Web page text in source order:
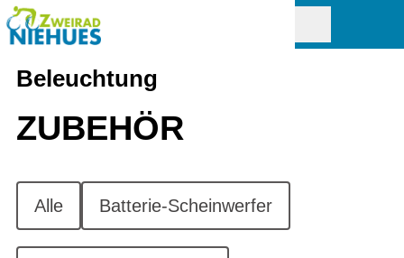
Beleuchtung
ZUBEHÖR
Alle Batterie-Scheinwerfer